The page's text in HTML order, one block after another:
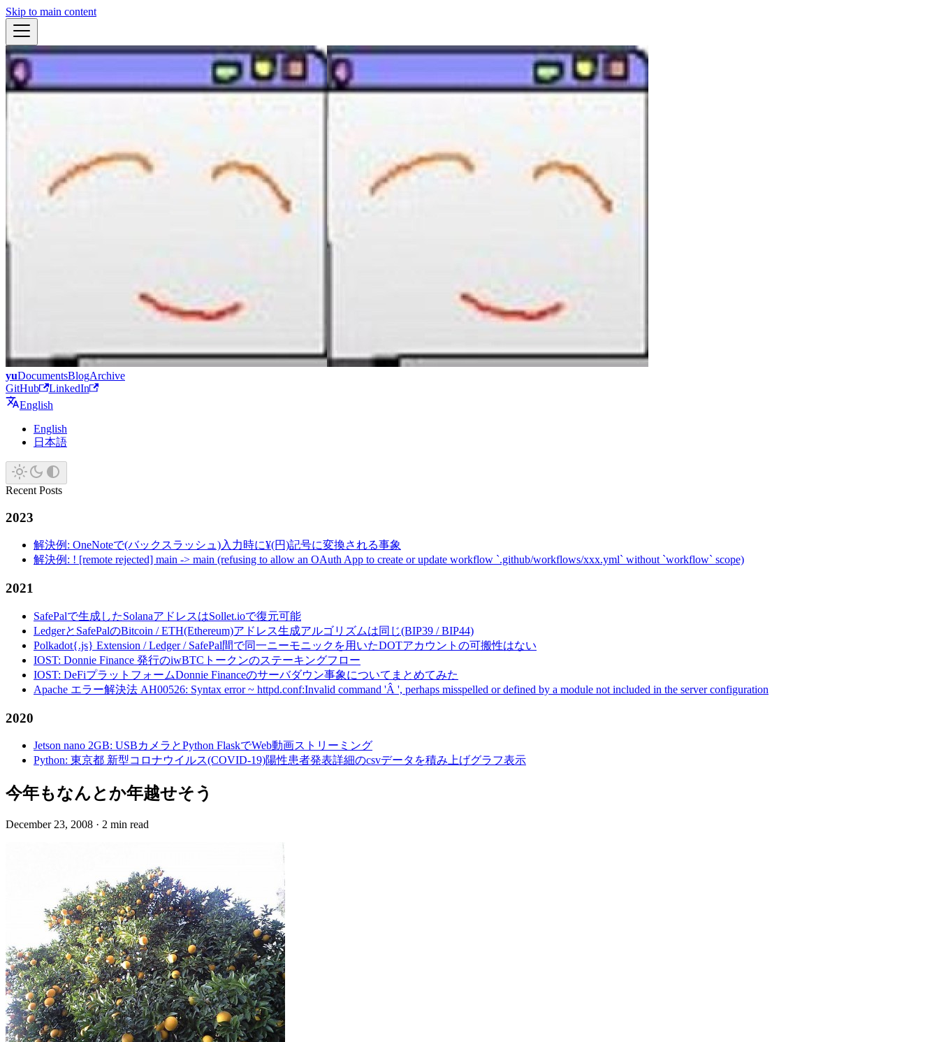
Skip to main content
yuDocumentsBlogArchive
GitHub
LinkedIn
English
English
日本語
Recent Posts
2023
解決例: OneNoteで(バックスラッシュ)入力時に¥(円)記号に変換される事象
解決例: ! [remote rejected] main -> main (refusing to allow an OAuth App to create or update workflow `.github/workflows/xxx.yml` without `workflow` scope)
2021
SafePalで生成したSolanaアドレスはSollet.ioで復元可能
LedgerとSafePalのBitcoin / ETH(Ethereum)アドレス生成アルゴリズムは同じ(BIP39 / BIP44)
Polkadot{.js} Extension / Ledger / SafePal間で同一ニーモニックを用いたDOTアカウントの可搬性はない
IOST: Donnie Finance 発行のiwBTCトークンのステーキングフロー
IOST: DeFiプラットフォームDonnie Financeのサーバダウン事象についてまとめてみた
Apache エラー解決法 AH00526: Syntax error ~ httpd.conf:Invalid command 'Â ', perhaps misspelled or defined by a module not included in the server configuration
2020
Jetson nano 2GB: USBカメラとPython FlaskでWeb動画ストリーミング
Python: 東京都 新型コロナウイルス(COVID-19)陽性患者発表詳細のcsvデータを積み上げグラフ表示
今年もなんとか年越せそう
December 23, 2008 · 2 min read